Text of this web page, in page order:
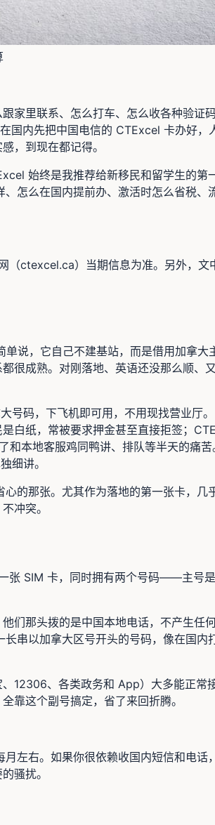
家里联系、怎么打车、怎么收各种验
内先把中国电信的 CTExcel 卡办好
，到现在都记得。
始终是我推荐给新移民和留学生的
怎么在国内提前办、激活时怎么省税
ctexcel.ca）当期信息为准。另外，
，它自己不建基站，而是借用加拿大
很成熟。对刚落地、英语还没那么顺、
号码，下飞机即可用，不用现找营业厅。
纸，常被要求押金甚至直接拒签；
本地客服鸡同鸭讲、排队等半天的痛苦
细讲。
的那张。尤其作为落地的第一张卡，
冲突。
SIM 卡，同时拥有两个号码——主号
那头拨的是中国本地电话，不产生任
以加拿大区号开头的号码，像在国内
、各类政务和 App）大多能正常
靠这个副号搞定，省了来回折腾。
左右。如果你很依赖收国内短信和电
骚扰。